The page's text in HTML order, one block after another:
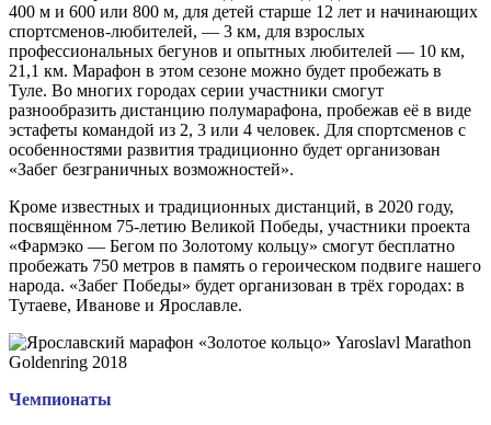
400 м и 600 или 800 м, для детей старше 12 лет и начинающих
спортсменов-любителей, — 3 км, для взрослых
профессиональных бегунов и опытных любителей — 10 км,
21,1 км. Марафон в этом сезоне можно будет пробежать в
Туле. Во многих городах серии участники смогут
разнообразить дистанцию полумарафона, пробежав её в виде
эстафеты командой из 2, 3 или 4 человек. Для спортсменов с
особенностями развития традиционно будет организован
«Забег безграничных возможностей».
Кроме известных и традиционных дистанций, в 2020 году,
посвящённом 75-летию Великой Победы, участники проекта
«Фармэко — Бегом по Золотому кольцу» смогут бесплатно
пробежать 750 метров в память о героическом подвиге нашего
народа. «Забег Победы» будет организован в трёх городах: в
Тутаеве, Иванове и Ярославле.
Чемпионаты